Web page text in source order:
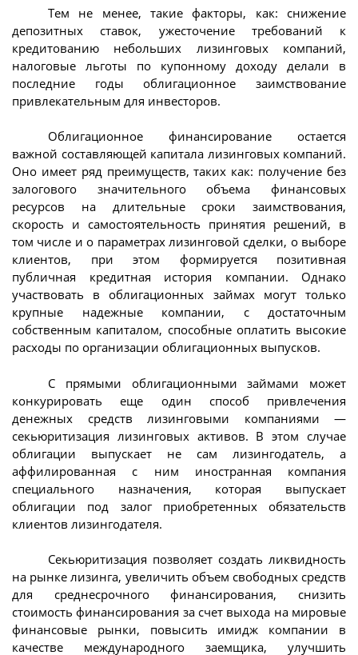
Тем не менее, такие факторы, как: снижение
депозитных ставок, ужесточение требований к
кредитованию небольших лизинговых компаний,
налоговые льготы по купонному доходу делали в
последние годы облигационное заимствование
привлекательным для инвесторов.
Облигационное финансирование остается
важной составляющей капитала лизинговых компаний.
Оно имеет ряд преимуществ, таких как: получение без
залогового значительного объема финансовых
ресурсов на длительные сроки заимствования,
скорость и самостоятельность принятия решений, в
том числе и о параметрах лизинговой сделки, о выборе
клиентов, при этом формируется позитивная
публичная кредитная история компании. Однако
участвовать в облигационных займах могут только
крупные надежные компании, с достаточным
собственным капиталом, способные оплатить высокие
расходы по организации облигационных выпусков.
С прямыми облигационными займами может
конкурировать еще один способ привлечения
денежных средств лизинговыми компаниями —
секьюритизация лизинговых активов. В этом случае
облигации выпускает не сам лизингодатель, а
аффилированная с ним иностранная компания
специального назначения, которая выпускает
облигации под залог приобретенных обязательств
клиентов лизингодателя.
Секьюритизация позволяет создать ликвидность
на рынке лизинга, увеличить объем свободных средств
для среднесрочного финансирования, снизить
стоимость финансирования за счет выхода на мировые
финансовые рынки, повысить имидж компании в
качестве международного заемщика, улучшить